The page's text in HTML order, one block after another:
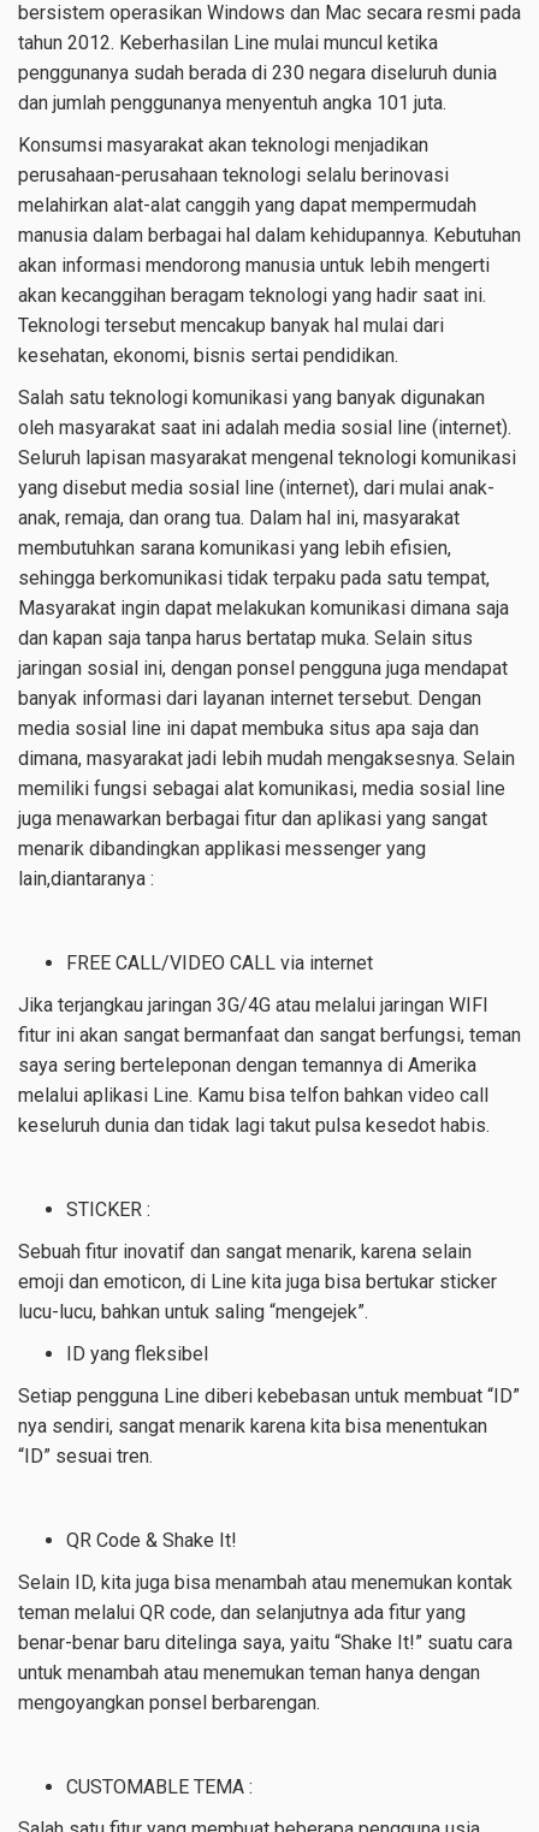
bersistem operasikan Windows dan Mac secara resmi pada
tahun 2012. Keberhasilan Line mulai muncul ketika
penggunanya sudah berada di 230 negara diseluruh dunia
dan jumlah penggunanya menyentuh angka 101 juta.
Konsumsi masyarakat akan teknologi menjadikan
perusahaan-perusahaan teknologi selalu berinovasi
melahirkan alat-alat canggih yang dapat mempermudah
manusia dalam berbagai hal dalam kehidupannya. Kebutuhan
akan informasi mendorong manusia untuk lebih mengerti
akan kecanggihan beragam teknologi yang hadir saat ini.
Teknologi tersebut mencakup banyak hal mulai dari
kesehatan, ekonomi, bisnis sertai pendidikan.
Salah satu teknologi komunikasi yang banyak digunakan
oleh masyarakat saat ini adalah media sosial line (internet).
Seluruh lapisan masyarakat mengenal teknologi komunikasi
yang disebut media sosial line (internet), dari mulai anak-
anak, remaja, dan orang tua. Dalam hal ini, masyarakat
membutuhkan sarana komunikasi yang lebih efisien,
sehingga berkomunikasi tidak terpaku pada satu tempat,
Masyarakat ingin dapat melakukan komunikasi dimana saja
dan kapan saja tanpa harus bertatap muka. Selain situs
jaringan sosial ini, dengan ponsel pengguna juga mendapat
banyak informasi dari layanan internet tersebut. Dengan
media sosial line ini dapat membuka situs apa saja dan
dimana, masyarakat jadi lebih mudah mengaksesnya. Selain
memiliki fungsi sebagai alat komunikasi, media sosial line
juga menawarkan berbagai fitur dan aplikasi yang sangat
menarik dibandingkan applikasi messenger yang
lain,diantaranya :
FREE CALL/VIDEO CALL via internet
Jika terjangkau jaringan 3G/4G atau melalui jaringan WIFI
fitur ini akan sangat bermanfaat dan sangat berfungsi, teman
saya sering berteleponan dengan temannya di Amerika
melalui aplikasi Line. Kamu bisa telfon bahkan video call
keseluruh dunia dan tidak lagi takut pulsa kesedot habis.
STICKER :
Sebuah fitur inovatif dan sangat menarik, karena selain
emoji dan emoticon, di Line kita juga bisa bertukar sticker
lucu-lucu, bahkan untuk saling “mengejek”.
ID yang fleksibel
Setiap pengguna Line diberi kebebasan untuk membuat “ID”
nya sendiri, sangat menarik karena kita bisa menentukan
“ID” sesuai tren.
QR Code & Shake It!
Selain ID, kita juga bisa menambah atau menemukan kontak
teman melalui QR code, dan selanjutnya ada fitur yang
benar-benar baru ditelinga saya, yaitu “Shake It!” suatu cara
untuk menambah atau menemukan teman hanya dengan
mengoyangkan ponsel berbarengan.
CUSTOMABLE TEMA :